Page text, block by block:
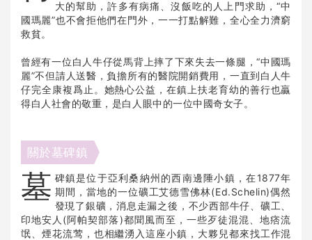
大的幫助，許多有病痛、沒飯吃的人上門求助，“中
國瑪麗”也不會拒他們在門外，一一打點解難，全心全力濟窮
救貧。
曾經有一位白人牛仔從馬背上摔了下來失去一條腿，“中國瑪
麗”不但請人送醫，負擔所有的醫院開銷費用，一直到白人牛
仔完全康複爲止。她熱心公益，在鎮上扶老育幼的善行也贏
得白人社會的敬重，是白人眼中的一位中國奇女子。
關於墓碑鎮
墓 碑鎮是位于亞利桑納州的西南邊陲小鎮，在1877年
期間，當地的一位礦工艾德雪佛林(Ed.Schelin)偶然
發現了銀礦，消息走漏之後，不少西部牛仔、礦工、
印地安人(阿帕契部落)都聞風而至，一些歹徒混混、地痞流
氓、煙花流莺，也相繼湧入這座小鎮，大夥兒都來找工作混